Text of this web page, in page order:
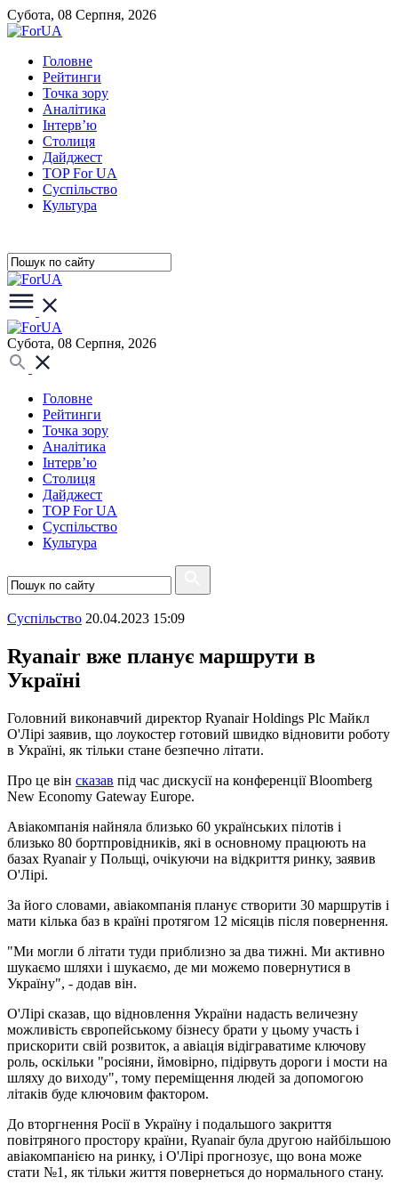
Субота, 08 Серпня, 2026
Головне
Рейтинги
Точка зору
Аналітика
Інтерв’ю
Столиця
Дайджест
TOP For UA
Суспiльство
Культура
Субота, 08 Серпня, 2026
Головне
Рейтинги
Точка зору
Аналітика
Інтерв’ю
Столиця
Дайджест
TOP For UA
Суспiльство
Культура
Суспiльство 20.04.2023 15:09
Ryanair вже планує маршрути в
Україні
Головний виконавчий директор Ryanair Holdings Plc Майкл
О'Лірі заявив, що лоукостер готовий швидко відновити роботу
в Україні, як тільки стане безпечно літати.
Про це він сказав під час дискусії на конференції Bloomberg
New Economy Gateway Europe.
Авіакомпанія найняла близько 60 українських пілотів і
близько 80 бортпровідників, які в основному працюють на
базах Ryanair у Польщі, очікуючи на відкриття ринку, заявив
О'Лірі.
За його словами, авіакомпанія планує створити 30 маршрутів і
мати кілька баз в країні протягом 12 місяців після повернення.
"Ми могли б літати туди приблизно за два тижні. Ми активно
шукаємо шляхи і шукаємо, де ми можемо повернутися в
Україну", - додав він.
О'Лірі сказав, що відновлення України надасть величезну
можливість європейському бізнесу брати у цьому участь і
прискорити свій розвиток, а авіація відіграватиме ключову
роль, оскільки "росіяни, ймовірно, підірвуть дороги і мости на
шляху до виходу", тому переміщення людей за допомогою
літаків буде ключовим фактором.
До вторгнення Росії в Україну і подальшого закриття
повітряного простору країни, Ryanair була другою найбільшою
авіакомпанією на ринку, і О'Лірі прогнозує, що вона може
стати №1, як тільки життя повернеться до нормального стану.